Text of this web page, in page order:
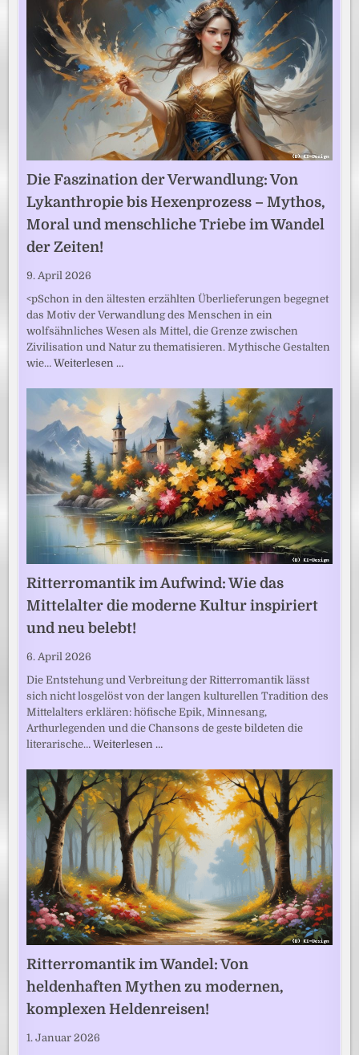
Die Faszination der Verwandlung: Von
Lykanthropie bis Hexenprozess – Mythos,
Moral und menschliche Triebe im Wandel
der Zeiten!
9. April 2026
<pSchon in den ältesten erzählten Überlieferungen begegnet
das Motiv der Verwandlung des Menschen in ein
wolfsähnliches Wesen als Mittel, die Grenze zwischen
Zivilisation und Natur zu thematisieren. Mythische Gestalten
wie…Weiterlesen …
Ritterromantik im Aufwind: Wie das
Mittelalter die moderne Kultur inspiriert
und neu belebt!
6. April 2026
Die Entstehung und Verbreitung der Ritterromantik lässt
sich nicht losgelöst von der langen kulturellen Tradition des
Mittelalters erklären: höfische Epik, Minnesang,
Arthurlegenden und die Chansons de geste bildeten die
literarische…Weiterlesen …
Ritterromantik im Wandel: Von
heldenhaften Mythen zu modernen,
komplexen Heldenreisen!
1. Januar 2026